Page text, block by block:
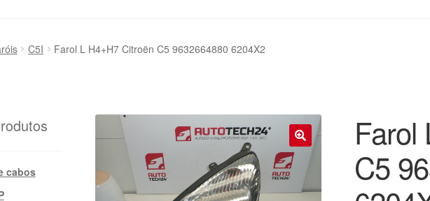
C5I Farol L H4+H7 Citroën C5 9632664880 6204X2
Farol
C5
cabos